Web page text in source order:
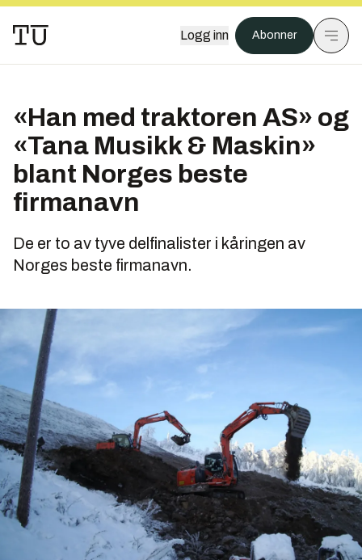
Logg inn Abonner
«Han med traktoren AS» og
«Tana Musikk & Maskin»
blant Norges beste
firmanavn
De er to av tyve delfinalister i kåringen av
Norges beste firmanavn.